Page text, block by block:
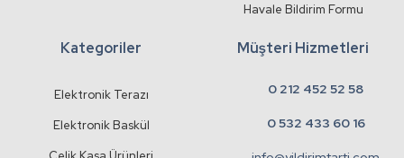
Havale Bildirim Formu
Kategoriler
Elektronik Terazı
Elektronik Baskül
Müşteri Hizmetleri
0 212 452 52 58
0 532 433 60 16